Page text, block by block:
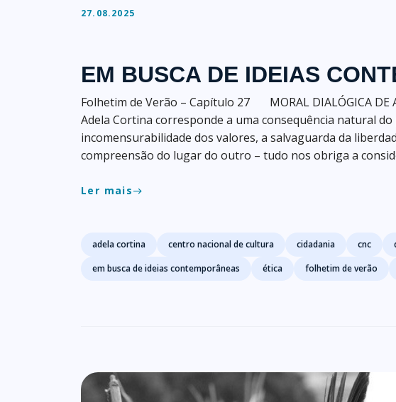
27.08.2025
EM BUSCA DE IDEIAS
Folhetim de Verão – Capítulo 27 MORAL DIALÓGICA DE
Adela Cortina corresponde a uma consequência natural
incomensurabilidade dos valores, a salvaguarda da
compreensão do lugar do outro – tudo nos obriga a
Ler maiseast
Tags
adela cortina centro nacional de cultura cidadania cnc
em busca de ideias contemporâneas
ética folhetim de verão